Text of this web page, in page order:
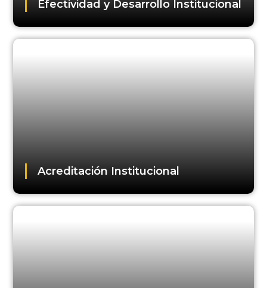
Efectividad y Desarrollo Institucional
Acreditación Institucional